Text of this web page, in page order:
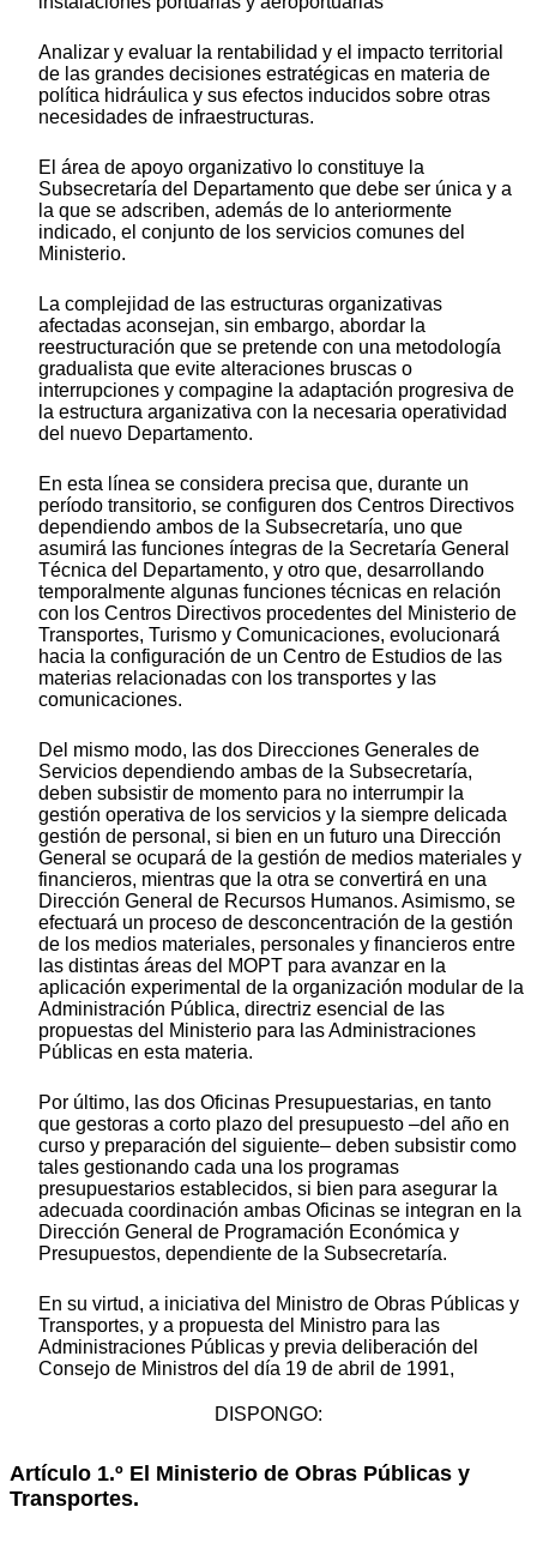
Analizar y evaluar la rentabilidad y el impacto territorial
de las grandes decisiones estratégicas en materia de
política hidráulica y sus efectos inducidos sobre otras
necesidades de infraestructuras.
El área de apoyo organizativo lo constituye la
Subsecretaría del Departamento que debe ser única y a
la que se adscriben, además de lo anteriormente
indicado, el conjunto de los servicios comunes del
Ministerio.
La complejidad de las estructuras organizativas
afectadas aconsejan, sin embargo, abordar la
reestructuración que se pretende con una metodología
gradualista que evite alteraciones bruscas o
interrupciones y compagine la adaptación progresiva de
la estructura arganizativa con la necesaria operatividad
del nuevo Departamento.
En esta línea se considera precisa que, durante un
período transitorio, se configuren dos Centros Directivos
dependiendo ambos de la Subsecretaría, uno que
asumirá las funciones íntegras de la Secretaría General
Técnica del Departamento, y otro que, desarrollando
temporalmente algunas funciones técnicas en relación
con los Centros Directivos procedentes del Ministerio de
Transportes, Turismo y Comunicaciones, evolucionará
hacia la configuración de un Centro de Estudios de las
materias relacionadas con los transportes y las
comunicaciones.
Del mismo modo, las dos Direcciones Generales de
Servicios dependiendo ambas de la Subsecretaría,
deben subsistir de momento para no interrumpir la
gestión operativa de los servicios y la siempre delicada
gestión de personal, si bien en un futuro una Dirección
General se ocupará de la gestión de medios materiales y
financieros, mientras que la otra se convertirá en una
Dirección General de Recursos Humanos. Asimismo, se
efectuará un proceso de desconcentración de la gestión
de los medios materiales, personales y financieros entre
las distintas áreas del MOPT para avanzar en la
aplicación experimental de la organización modular de la
Administración Pública, directriz esencial de las
propuestas del Ministerio para las Administraciones
Públicas en esta materia.
Por último, las dos Oficinas Presupuestarias, en tanto
que gestoras a corto plazo del presupuesto –del año en
curso y preparación del siguiente– deben subsistir como
tales gestionando cada una los programas
presupuestarios establecidos, si bien para asegurar la
adecuada coordinación ambas Oficinas se integran en la
Dirección General de Programación Económica y
Presupuestos, dependiente de la Subsecretaría.
En su virtud, a iniciativa del Ministro de Obras Públicas y
Transportes, y a propuesta del Ministro para las
Administraciones Públicas y previa deliberación del
Consejo de Ministros del día 19 de abril de 1991,
DISPONGO:
Artículo 1.º El Ministerio de Obras Públicas y
Transportes.